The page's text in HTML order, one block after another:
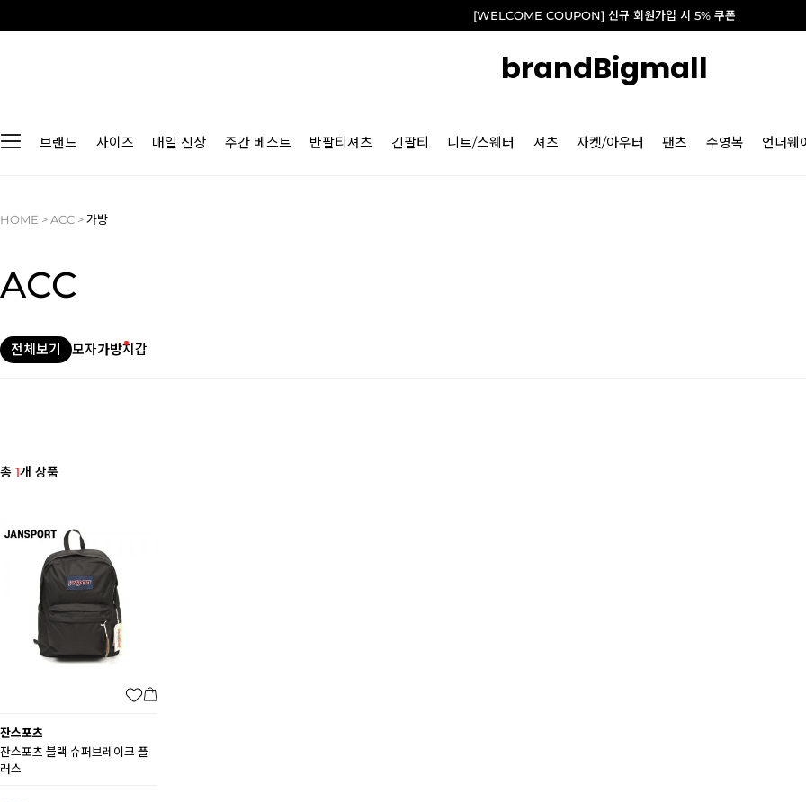
[WELCOME COUPON] 신규 회원가입 시 5% 쿠폰
brandBigmall
브랜드 사이즈 매일 신상 주간 베스트 반팔티셔츠 긴팔티 니트/스웨터 셔츠 자켓/아우터 팬츠 수영복 언더웨
HOME >ACC >가방
ACC
전체보기 모자가방지갑
총 1개 상품
잔스포츠
잔스포츠 블랙 슈퍼브레이크 플
러스